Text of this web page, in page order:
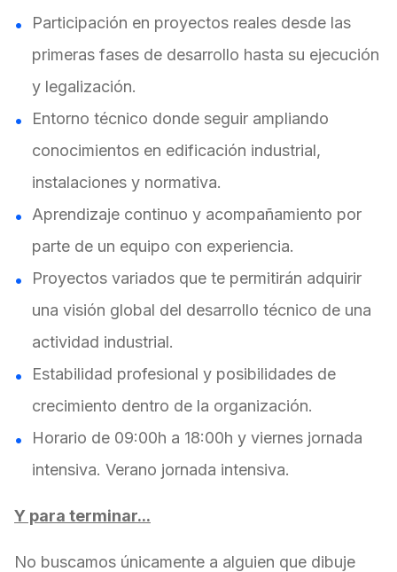
Participación en proyectos reales desde las
primeras fases de desarrollo hasta su ejecución
y legalización.
Entorno técnico donde seguir ampliando
conocimientos en edificación industrial,
instalaciones y normativa.
Aprendizaje continuo y acompañamiento por
parte de un equipo con experiencia.
Proyectos variados que te permitirán adquirir
una visión global del desarrollo técnico de una
actividad industrial.
Estabilidad profesional y posibilidades de
crecimiento dentro de la organización.
Horario de 09:00h a 18:00h y viernes jornada
intensiva. Verano jornada intensiva.
Y para terminar...
No buscamos únicamente a alguien que dibuje